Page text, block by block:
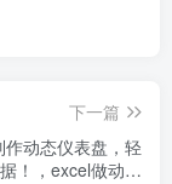
下一篇
作动态仪表盘，轻
！，excel做动态